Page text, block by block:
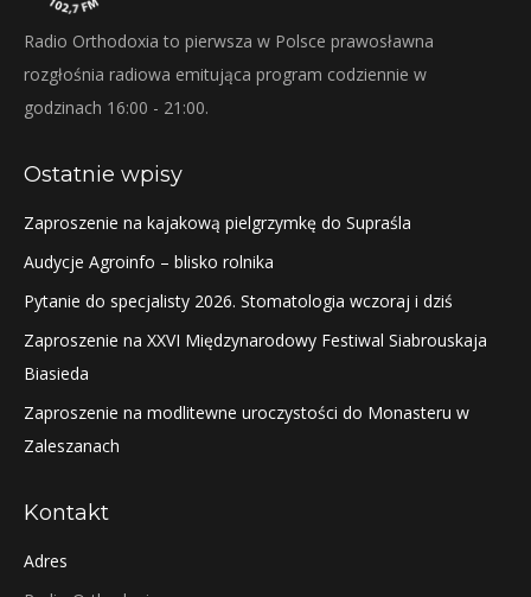
Radio Orthodoxia to pierwsza w Polsce prawosławna
rozgłośnia radiowa emitująca program codziennie w
godzinach 16:00 - 21:00.
Ostatnie wpisy
Zaproszenie na kajakową pielgrzymkę do Supraśla
Audycje Agroinfo – blisko rolnika
Pytanie do specjalisty 2026. Stomatologia wczoraj i dziś
Zaproszenie na XXVI Międzynarodowy Festiwal Siabrouskaja
Biasieda
Zaproszenie na modlitewne uroczystości do Monasteru w
Zaleszanach
Kontakt
Adres